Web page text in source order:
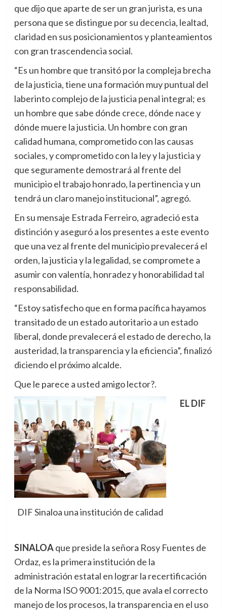
que dijo que aparte de ser un gran jurista, es una
persona que se distingue por su decencia, lealtad,
claridad en sus posicionamientos y planteamientos
con gran trascendencia social.
“Es un hombre que transitó por la compleja brecha
de la justicia, tiene una formación muy puntual del
laberinto complejo de la justicia penal integral; es
un hombre que sabe dónde crece, dónde nace y
dónde muere la justicia. Un hombre con gran
calidad humana, comprometido con las causas
sociales, y comprometido con la ley y la justicia y
que seguramente demostrará al frente del
municipio el trabajo honrado, la pertinencia y un
tendrá un claro manejo institucional”, agregó.
En su mensaje Estrada Ferreiro, agradeció esta
distinción y aseguró a los presentes a este evento
que una vez al frente del municipio prevalecerá el
orden, la justicia y la legalidad, se compromete a
asumir con valentía, honradez y honorabilidad tal
responsabilidad.
“Estoy satisfecho que en forma pacífica hayamos
transitado de un estado autoritario a un estado
liberal, donde prevalecerá el estado de derecho, la
austeridad, la transparencia y la eficiencia”, finalizó
diciendo el próximo alcalde.
Que le parece a usted amigo lector?.
DIF Sinaloa una institución de calidad
EL DIF
SINALOAque preside la señora Rosy Fuentes de
Ordaz, es la primera institución de la
administración estatal en lograr la recertificación
de la Norma ISO 9001:2015, que avala el correcto
manejo de los procesos, la transparencia en el uso